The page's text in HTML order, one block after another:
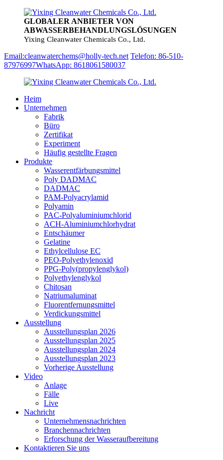
GLOBALER ANBIETER VON
ABWASSERBEHANDLUNGSLÖSUNGEN
Yixing Cleanwater Chemicals Co., Ltd.
Email:cleanwaterchems@holly-tech.net Telefon: 86-510-
87976997WhatsApp: 8618061580037
Heim
Unternehmen
Fabrik
Büro
Zertifikat
Experiment
Häufig gestellte Fragen
Produkte
Wasserentfärbungsmittel
Poly DADMAC
DADMAC
PAM-Polyacrylamid
Polyamin
PAC-Polyaluminiumchlorid
ACH-Aluminiumchlorhydrat
Entschäumer
Gelatine
Ethylcellulose EC
PEO-Polyethylenoxid
PPG-Poly(propylenglykol)
Polyethylenglykol
Chitosan
Natriumaluminat
Fluorentfernungsmittel
Verdickungsmittel
Ausstellung
Ausstellungsplan 2026
Ausstellungsplan 2025
Ausstellungsplan 2024
Ausstellungsplan 2023
Vorherige Ausstellung
Video
Anlage
Fälle
Live
Nachricht
Unternehmensnachrichten
Branchennachrichten
Erforschung der Wasseraufbereitung
Kontaktieren Sie uns